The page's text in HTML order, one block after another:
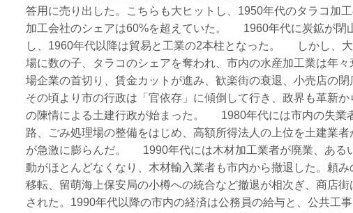
答用に売り出した。こちらも大ヒットし、1950年代のタラコ加
加工会社のシェアは60%を超えていた。 1960年代に炭鉱が閉
し、1960年代以降は貿易と工業の2本柱となった。 しかし、
場に数の子、タラコのシェアを奪われ、市内の水産加工業は年
場企業の首切り、賃金カットが進み、歓楽街の衰退、小売店の閉
その頃より市の行政は「官依存」に傾倒して行き、政界も革新
の陳情による土建行政が始まった。 1980年代には市内の失業
路、ごみ処理場の整備をはじめ、高額所得法人の上位を土建業
が急激に膨らんだ。 1990年代には木材加工業者が廃業、ある
動がほとんどなくなり、木材輸入業者も市内から撤退した。頼
移転、留萌海上保安局の小樽への統合など撤退が相次ぎ、商店
された。1990年代以降の市内の経済は公務員の給与と、公共工